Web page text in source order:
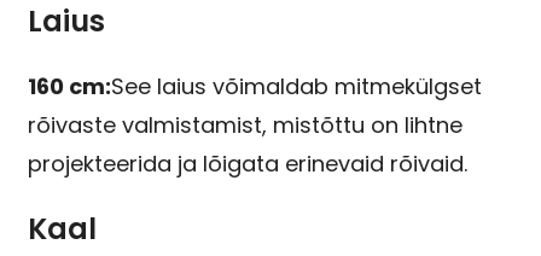
Laius
160 cm:See laius võimaldab mitmekülgset
rõivaste valmistamist, mistõttu on lihtne
projekteerida ja lõigata erinevaid rõivaid.
Kaal